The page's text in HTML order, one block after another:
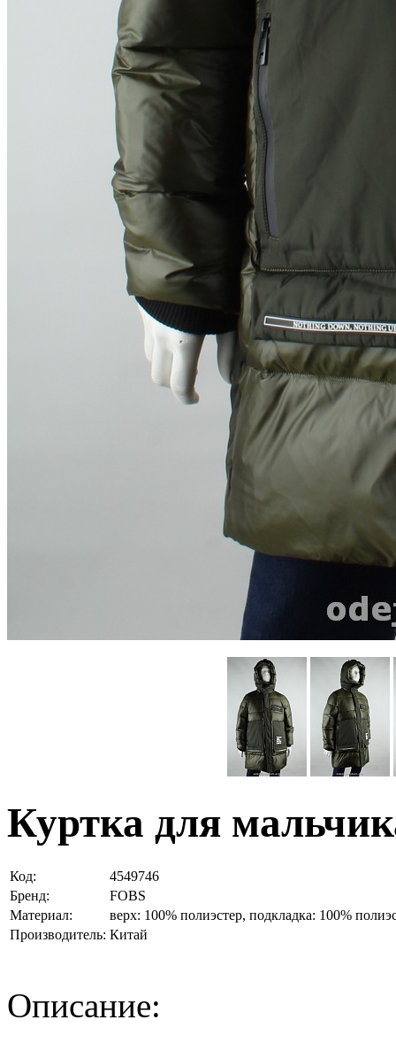
Куртка для
Код:
4549746
Бренд:
FOBS
Материал:
верх: 100% полиэстер, подкладка: 100%
Производитель: Китай
Описание: